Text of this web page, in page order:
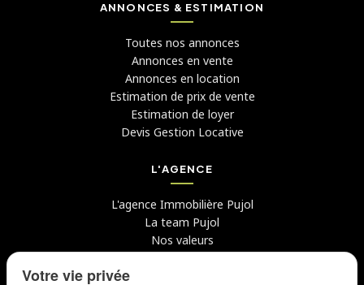
ANNONCES & ESTIMATION
Toutes nos annonces
Annonces en vente
Annonces en location
Estimation de prix de vente
Estimation de loyer
Devis Gestion Locative
L'AGENCE
L'agence Immobilière Pujol
La team Pujol
Nos valeurs
Votre vie privée